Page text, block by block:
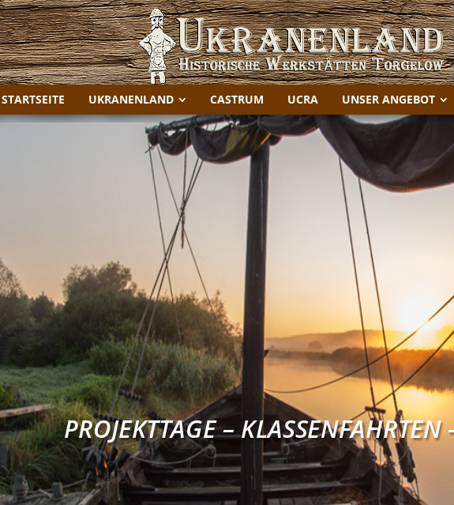
STARTSEITE UKRANENLAND CASTRUM UCRA UNSER ANGEBOT
PROJEKTTAGE – KLASSENFAHRTEN